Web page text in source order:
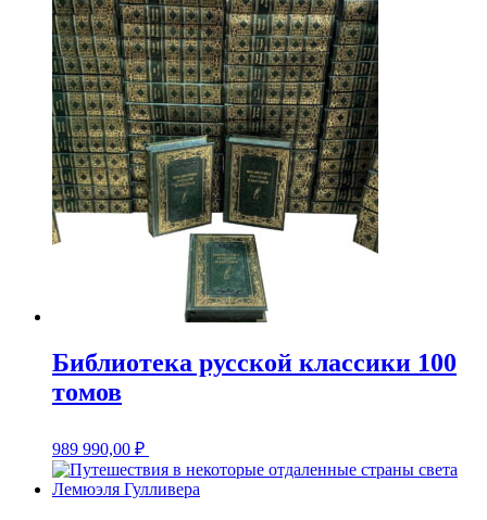
Библиотека русской классики 100
томов
989 990,00 ₽